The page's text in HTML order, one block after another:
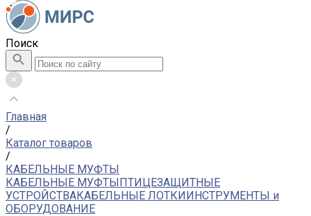
Поиск
Главная
/
Каталог товаров
/
КАБЕЛЬНЫЕ МУФТЫ
КАБЕЛЬНЫЕ МУФТЫПТИЦЕЗАЩИТНЫЕ
УСТРОЙСТВАКАБЕЛЬНЫЕ ЛОТКИИНСТРУМЕНТЫ и
ОБОРУДОВАНИЕ